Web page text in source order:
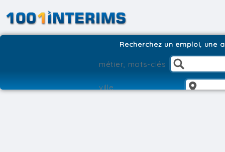
Recherchez un emploi, une